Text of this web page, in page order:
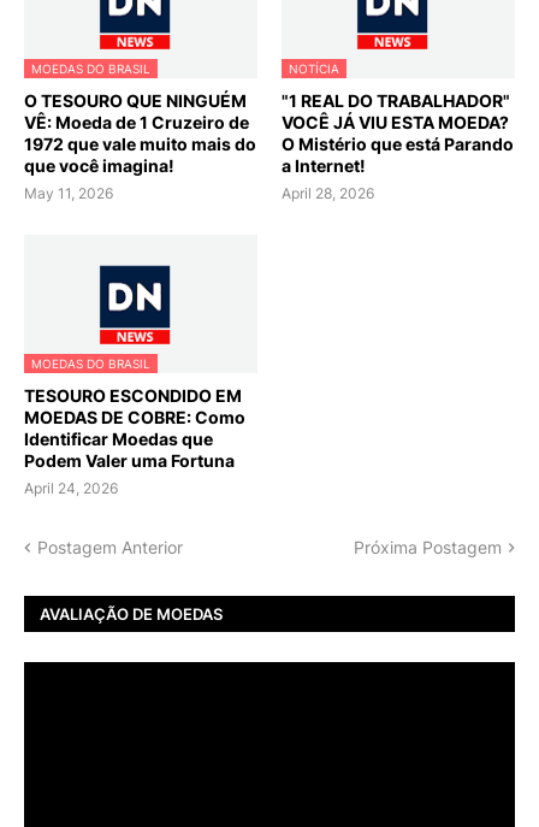
MOEDAS DO BRASIL
O TESOURO QUE NINGUÉM
VÊ: Moeda de 1 Cruzeiro de
1972 que vale muito mais do
que você imagina!
May 11, 2026
NOTÍCIA
"1 REAL DO TRABALHADOR"
VOCÊ JÁ VIU ESTA MOEDA?
O Mistério que está Parando
a Internet!
April 28, 2026
MOEDAS DO BRASIL
TESOURO ESCONDIDO EM
MOEDAS DE COBRE: Como
Identificar Moedas que
Podem Valer uma Fortuna
April 24, 2026
Postagem Anterior Próxima Postagem
AVALIAÇÃO DE MOEDAS